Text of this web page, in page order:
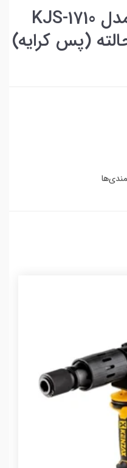
اره عمودبر کنزاکس مدل KJS-1710